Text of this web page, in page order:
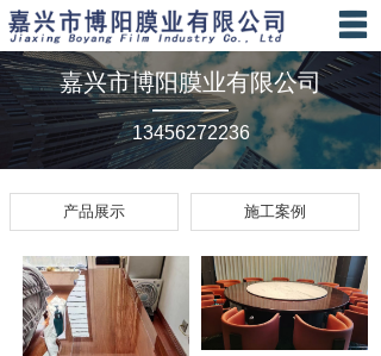
嘉兴市博阳膜业有限公司
————
13456272236
首页
关于我们
产品案例
新闻资讯
联系我们
产品展示 施工案例